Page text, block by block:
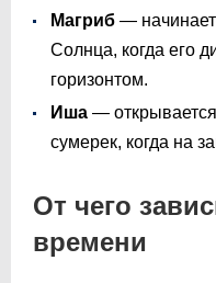
Магриб —
Солнца, когда его
горизонтом.
Иша —
сумерек, когда на
От чего
времени